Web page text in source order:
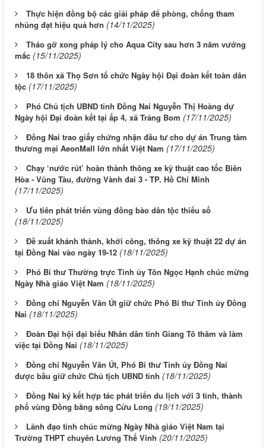
Thực hiện đồng bộ các giải pháp để phòng, chống tham
nhũng đạt hiệu quả hơn (14/11/2025)
Tháo gỡ xong pháp lý cho Aqua City sau hơn 3 năm vướng
mắc (15/11/2025)
18 thôn xã Thọ Sơn tổ chức Ngày hội Đại đoàn kết toàn dân
tộc (17/11/2025)
Phó Chủ tịch UBND tỉnh Đồng Nai Nguyễn Thị Hoàng dự
Ngày hội Đại đoàn kết tại ấp 4, xã Trảng Bom (17/11/2025)
Đồng Nai trao giấy chứng nhận đầu tư cho dự án Trung tâm
thương mại AeonMall lớn nhất Việt Nam (17/11/2025)
Chạy ‘nước rút’ hoàn thành thông xe kỹ thuật cao tốc Biên
Hòa - Vũng Tàu, đường Vành đai 3 - TP. Hồ Chí Minh
(17/11/2025)
Ưu tiên phát triển vùng đồng bào dân tộc thiểu số
(18/11/2025)
Đề xuất khánh thành, khởi công, thông xe kỹ thuật 22 dự án
tại Đồng Nai vào ngày 19-12 (18/11/2025)
Phó Bí thư Thường trực Tỉnh ủy Tôn Ngọc Hạnh chúc mừng
Ngày Nhà giáo Việt Nam (18/11/2025)
Đồng chí Nguyễn Văn Út giữ chức Phó Bí thư Tỉnh ủy Đồng
Nai (18/11/2025)
Đoàn Đại hội đại biểu Nhân dân tỉnh Giang Tô thăm và làm
việc tại Đồng Nai (18/11/2025)
Đồng chí Nguyễn Văn Út, Phó Bí thư Tỉnh ủy Đồng Nai
được bầu giữ chức Chủ tịch UBND tỉnh (18/11/2025)
Đồng Nai ký kết hợp tác phát triển du lịch với 3 tỉnh, thành
phố vùng Đồng bằng sông Cửu Long (19/11/2025)
Lãnh đạo tỉnh chúc mừng Ngày Nhà giáo Việt Nam tại
Trường THPT chuyên Lương Thế Vinh (20/11/2025)